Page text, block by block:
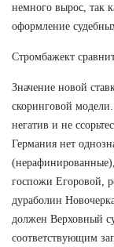
немного вырос, так
оформление
Стромбажект
Значение новой
скоринговой
негатив и не
Германия нет
госпожи Егоровой,
дураболин
должен Верховный
соответствующим